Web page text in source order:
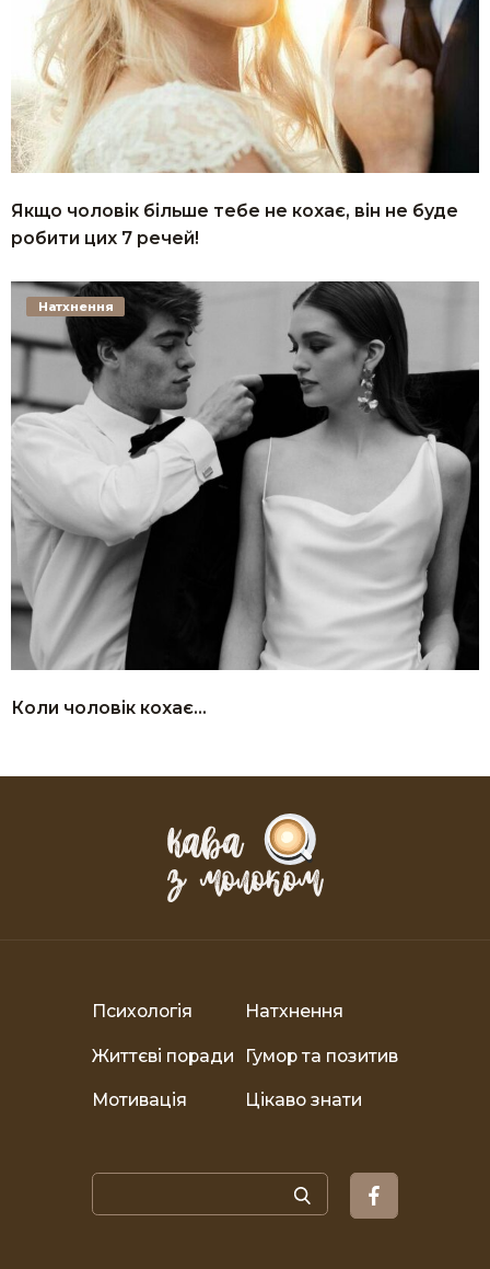
Якщо чоловік більше тебе не кохає, він не буде
робити цих 7 речей!
Коли чоловік кохає…
Натхнення
Психологія Натхнення
Життєві поради Гумор та позитив
Мотивація Цікаво знати